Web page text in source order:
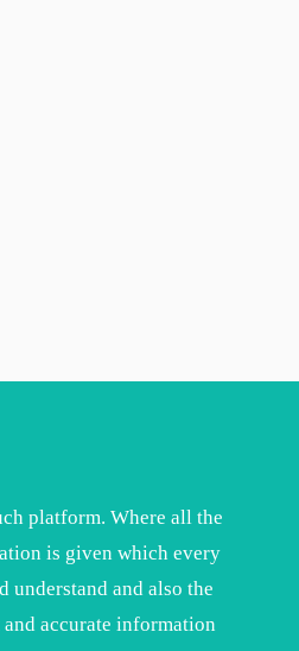
platform. Where all the
is given which every
understand and also the
accurate information